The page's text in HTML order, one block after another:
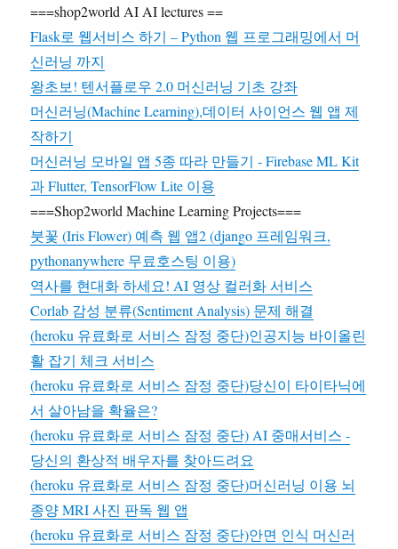
는
것
===shop2world AI AI lectures ==
Flask로 웹서비스 하기 – Python 웹 프로그래밍에서 머
신러닝 까지
왕초보! 텐서플로우 2.0 머신러닝 기초 강좌
머신러닝(Machine Learning),데이터 사이언스 웹 앱 제
작하기
머신러닝 모바일 앱 5종 따라 만들기 - Firebase ML Kit
과 Flutter, TensorFlow Lite 이용
===Shop2world Machine Learning Projects===
붓꽃 (Iris Flower) 예측 웹 앱2 (django 프레임워크,
pythonanywhere 무료호스팅 이용)
역사를 현대화 하세요! AI 영상 컬러화 서비스
Corlab 감성 분류(Sentiment Analysis) 문제 해결
(heroku 유료화로 서비스 잠정 중단)인공지능 바이올린
활 잡기 체크 서비스
(heroku 유료화로 서비스 잠정 중단)당신이 타이타닉에
서 살아남을 확율은?
(heroku 유료화로 서비스 잠정 중단) AI 중매서비스 -
당신의 환상적 배우자를 찾아드려요
(heroku 유료화로 서비스 잠정 중단)머신러닝 이용 뇌
종양 MRI 사진 판독 웹 앱
(heroku 유료화로 서비스 잠정 중단)안면 인식 머신러